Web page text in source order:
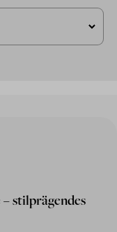
stilprägendes